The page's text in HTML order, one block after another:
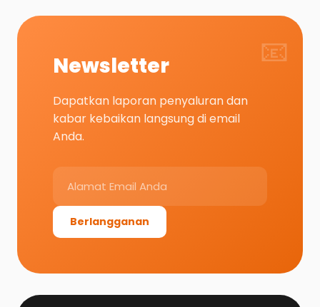
📧
Newsletter
Dapatkan laporan penyaluran dan
kabar kebaikan langsung di email
Anda.
Berlangganan